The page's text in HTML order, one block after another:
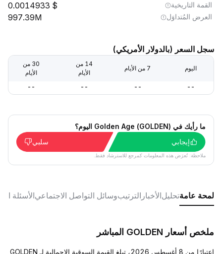
القمة التاريخية 0.0014933
العرض المُتداوَل 997.39M
سجل السعر (بالدولار الأمريكي)
اليوم 7 من الأيام
14 من
الأيام
30 من
الأيام
--
--
--
--
ما رأيك في Golden Age (GOLDEN) اليوم؟
إيجابي
سلبي
ملاحظة: تُعرَض هذه المعلومات كمرجع للاسترشاد فقط.
لمحة عامةتحليلالأخبار الترتيبوسائل التواصل الاجتماعيالأسئلة
ملخص أسعار GOLDEN المباشر
اعتبارًا من 8 أغسطس 2026، تبلغ القيمة السوقية الإجمالية لـ GOLDEN